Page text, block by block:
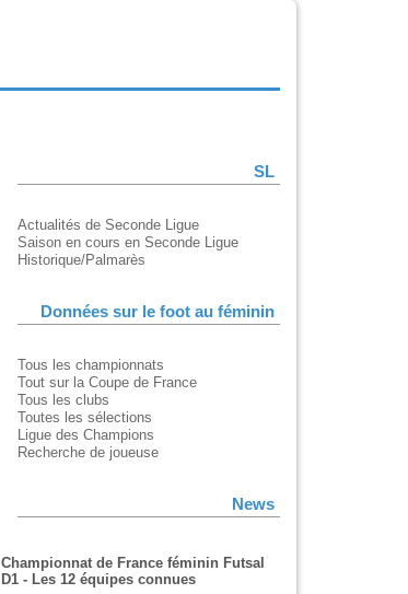
SL
Actualités de Seconde Ligue
Saison en cours en Seconde Ligue
Historique/Palmarès
Données sur le foot au féminin
Tous les championnats
Tout sur la Coupe de France
Tous les clubs
Toutes les sélections
Ligue des Champions
Recherche de joueuse
News
Championnat de France féminin Futsal
D1 - Les 12 équipes connues